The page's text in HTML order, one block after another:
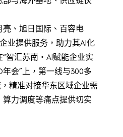
亮、旭日国际、百容电
业提供服务，助力其AI化
智汇苏南・AI赋能企业实
会”上，第一线与300多
精准对接华东区域企业需
力调度等痛点提供切实